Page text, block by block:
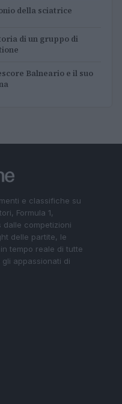
della sciatrice
di un gruppo di
Balneario e il suo
e classifiche su
Formula 1,
dalle competizioni
delle partite, le
tempo reale di tutte
appassionati di